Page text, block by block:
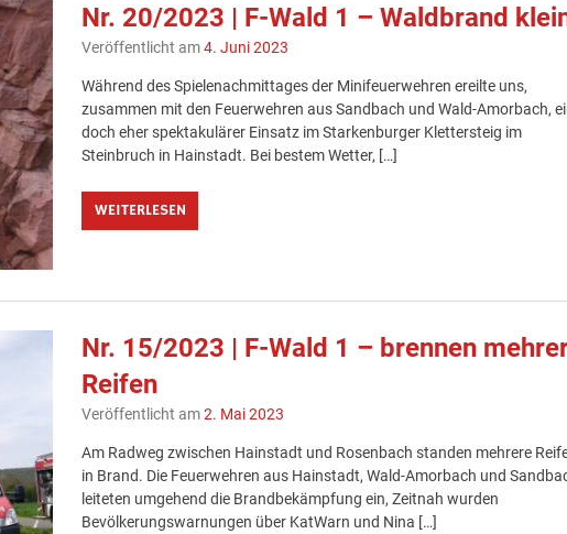
Nr. 20/2023 | F-Wald 1 – Waldbrand
Veröffentlicht am4. Juni 2023
Während des Spielenachmittages der Minifeuerwehren ereilte uns,
zusammen mit den Feuerwehren aus Sandbach und Wald-Amorbach,
doch eher spektakulärer Einsatz im Starkenburger Klettersteig im
Steinbruch in Hainstadt. Bei bestem Wetter, […]
WEITERLESEN
Nr. 15/2023 | F-Wald 1 – brennen
Reifen
Veröffentlicht am2. Mai 2023
Am Radweg zwischen Hainstadt und Rosenbach standen mehrere
in Brand. Die Feuerwehren aus Hainstadt, Wald-Amorbach und
leiteten umgehend die Brandbekämpfung ein, Zeitnah wurden
Bevölkerungswarnungen über KatWarn und Nina […]